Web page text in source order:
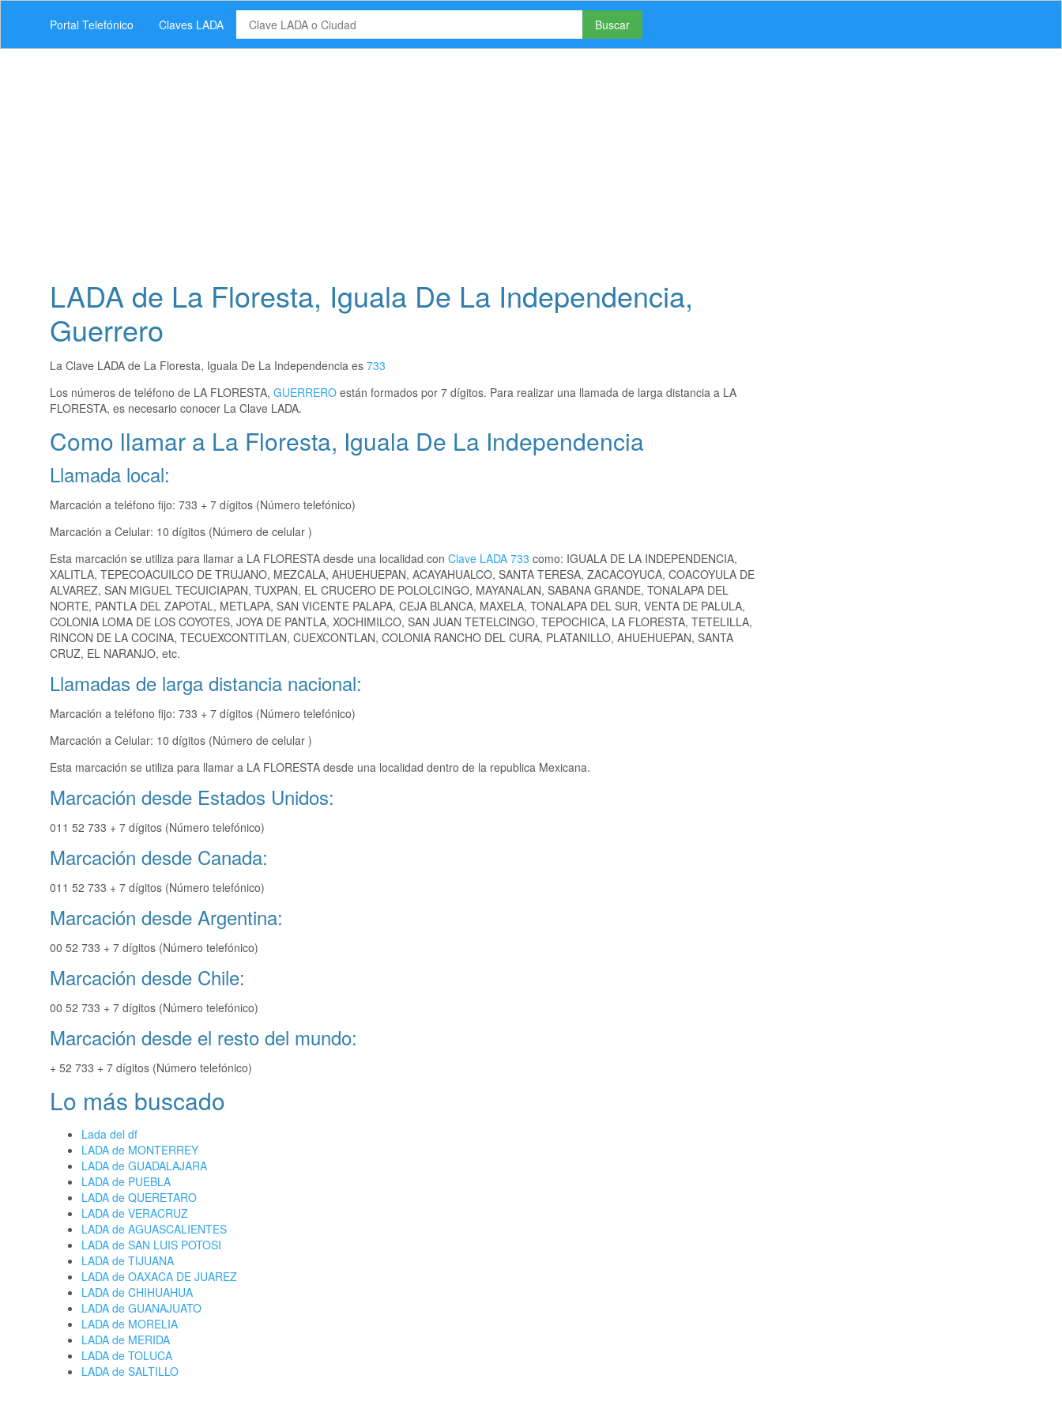
Portal Telefónico Claves LADA Buscar
LADA de La Floresta, Iguala De La Independencia,
Guerrero
La Clave LADA de La Floresta, Iguala De La Independencia es 733
Los números de teléfono de LA FLORESTA, GUERRERO están formados por 7 dígitos. Para realizar una llamada de larga distancia a LA
FLORESTA, es necesario conocer La Clave LADA.
Como llamar a La Floresta, Iguala De La Independencia
Llamada local:
Marcación a teléfono fijo: 733 + 7 dígitos (Número telefónico)
Marcación a Celular: 10 dígitos (Número de celular )
Esta marcación se utiliza para llamar a LA FLORESTA desde una localidad con Clave LADA 733 como: IGUALA DE LA INDEPENDENCIA,
XALITLA, TEPECOACUILCO DE TRUJANO, MEZCALA, AHUEHUEPAN, ACAYAHUALCO, SANTA TERESA, ZACACOYUCA, COACOYULA DE
ALVAREZ, SAN MIGUEL TECUICIAPAN, TUXPAN, EL CRUCERO DE POLOLCINGO, MAYANALAN, SABANA GRANDE, TONALAPA DEL
NORTE, PANTLA DEL ZAPOTAL, METLAPA, SAN VICENTE PALAPA, CEJA BLANCA, MAXELA, TONALAPA DEL SUR, VENTA DE PALULA,
COLONIA LOMA DE LOS COYOTES, JOYA DE PANTLA, XOCHIMILCO, SAN JUAN TETELCINGO, TEPOCHICA, LA FLORESTA, TETELILLA,
RINCON DE LA COCINA, TECUEXCONTITLAN, CUEXCONTLAN, COLONIA RANCHO DEL CURA, PLATANILLO, AHUEHUEPAN, SANTA
CRUZ, EL NARANJO, etc.
Llamadas de larga distancia nacional:
Marcación a teléfono fijo: 733 + 7 dígitos (Número telefónico)
Marcación a Celular: 10 dígitos (Número de celular )
Esta marcación se utiliza para llamar a LA FLORESTA desde una localidad dentro de la republica Mexicana.
Marcación desde Estados Unidos:
011 52 733 + 7 dígitos (Número telefónico)
Marcación desde Canada:
011 52 733 + 7 dígitos (Número telefónico)
Marcación desde Argentina:
00 52 733 + 7 dígitos (Número telefónico)
Marcación desde Chile:
00 52 733 + 7 dígitos (Número telefónico)
Marcación desde el resto del mundo:
+ 52 733 + 7 dígitos (Número telefónico)
Lo más buscado
Lada del df
LADA de MONTERREY
LADA de GUADALAJARA
LADA de PUEBLA
LADA de QUERETARO
LADA de VERACRUZ
LADA de AGUASCALIENTES
LADA de SAN LUIS POTOSI
LADA de TIJUANA
LADA de OAXACA DE JUAREZ
LADA de CHIHUAHUA
LADA de GUANAJUATO
LADA de MORELIA
LADA de MERIDA
LADA de TOLUCA
LADA de SALTILLO